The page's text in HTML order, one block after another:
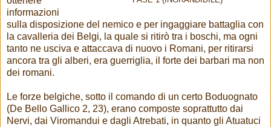
informazioni
sulla disposizione del nemico e per ingaggiare battaglia con
la cavalleria dei Belgi, la quale si ritirò tra i boschi, ma ogni
tanto ne usciva e attaccava di nuovo i Romani, per ritirarsi
ancora tra gli alberi, era guerriglia, il forte dei barbari ma non
dei romani.
Le forze belgiche, sotto il comando di un certo Boduognato
(De Bello Gallico 2, 23), erano composte soprattutto dai
Nervi, dai Viromandui e dagli Atrebati, in quanto gli Atuatuci